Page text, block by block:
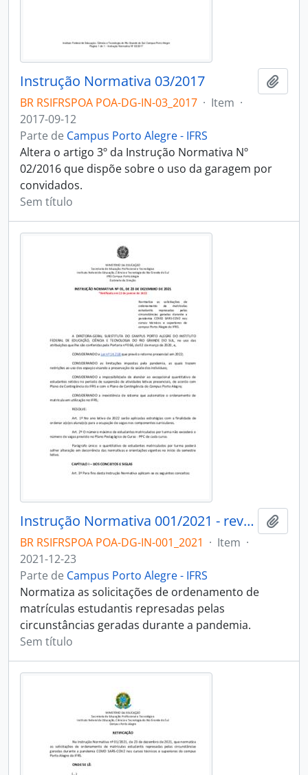
Instrução Normativa 03/2017
BR RSIFRSPOA POA-DG-IN-03_2017 · Item ·
2017-09-12
Parte de Campus Porto Alegre - IFRS
Altera o artigo 3º da Instrução Normativa Nº
02/2016 que dispõe sobre o uso da garagem por
convidados.
Sem título
Instrução Normativa 001/2021 - revogado
BR RSIFRSPOA POA-DG-IN-001_2021 · Item ·
2021-12-23
Parte de Campus Porto Alegre - IFRS
Normatiza as solicitações de ordenamento de
matrículas estudantis represadas pelas
circunstâncias geradas durante a pandemia.
Sem título